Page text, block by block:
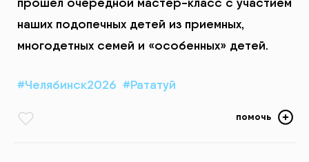
наших подопечных детей из приемных,
многодетных семей и «особенных» детей.
#Челябинск2026 #Рататуй
помочь